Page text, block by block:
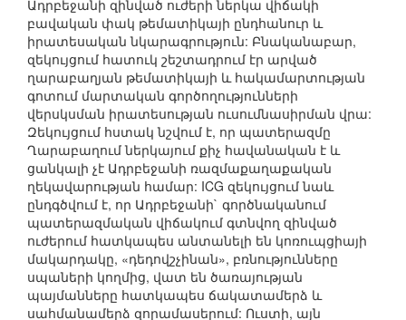
Ադրբեջանի զինված ուժերի ներկա վիճակի
բավական փակ թեմատիկայի ընդհանուր և
իրատեսական նկարագրություն: Բնականաբար,
զեկույցում հատուկ շեշտադրում էր արված
ղարաբաղյան թեմատիկայի և հակամարտության
գոտում մարտական գործողությունների
վերսկսման իրատեսության ուսումնասիրման վրա:
Զեկույցում հստակ նշվում է, որ պատերազմը
Ղարաբաղում ներկայում քիչ հավանական է և
ցանկալի չէ Ադրբեջանի ռազմաքաղաքական
ղեկավարության համար: ICG զեկույցում նաև
ընդգծվում է, որ Ադրբեջանի` գործնականում
պատերազմական վիճակում գտնվող զինված
ուժերում հատկապես անտանելի են կոռուպցիայի
մակարդակը, «դեդովշչինան», բռնությունները
սպաների կողմից, վատ են ծառայության
պայմանները հատկապես ճակատամերձ և
սահմանամերձ զորամասերում: Ուստի, այն